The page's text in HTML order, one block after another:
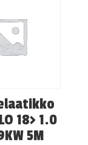
18> 1.0
5M